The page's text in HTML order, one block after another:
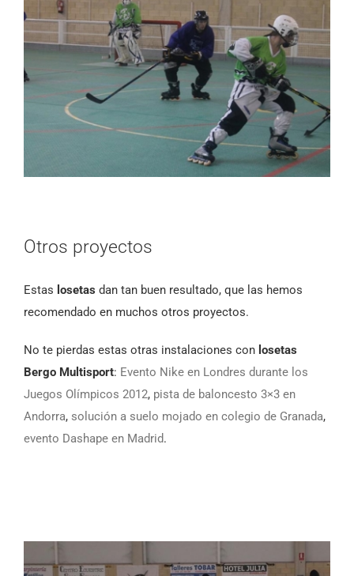
Otros proyectos
Estas losetas dan tan buen resultado, que las hemos
recomendado en muchos otros proyectos.
No te pierdas estas otras instalaciones con losetas
Bergo Multisport: Evento Nike en Londres durante los
Juegos Olímpicos 2012, pista de baloncesto 3×3 en
Andorra, solución a suelo mojado en colegio de Granada,
evento Dashape en Madrid.